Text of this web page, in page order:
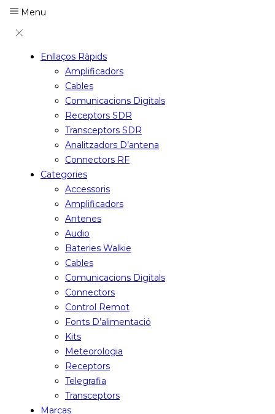
Menu
Enllaços Ràpids
Amplificadors
Cables
Comunicacions Digitals
Receptors SDR
Transceptors SDR
Analitzadors D’antena
Connectors RF
Categories
Accessoris
Amplificadors
Antenes
Audio
Bateries Walkie
Cables
Comunicacions Digitals
Connectors
Control Remot
Fonts D’alimentació
Kits
Meteorologia
Receptors
Telegrafia
Transceptors
Marcas